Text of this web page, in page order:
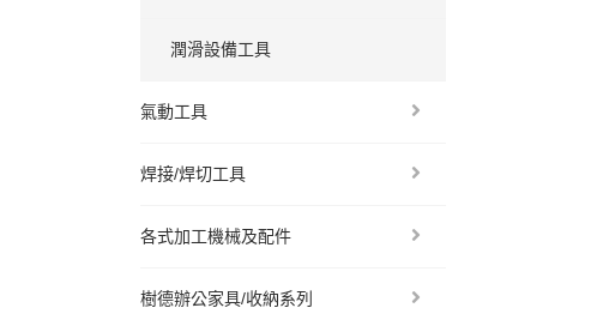
潤滑設備工具
氣動工具
焊接/焊切工具
各式加工機械及配件
樹德辦公家具/收納系列